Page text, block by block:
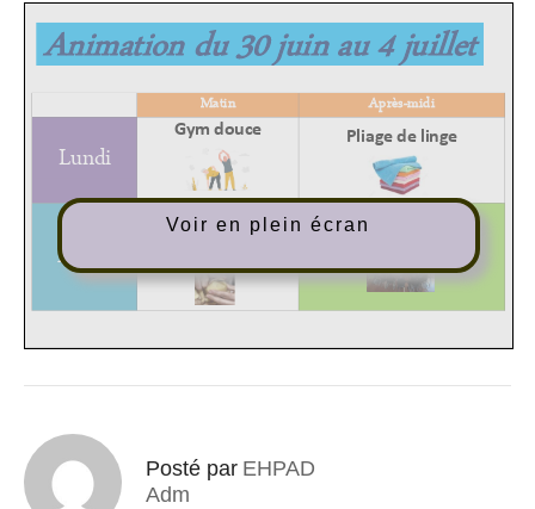
Voir en plein écran
Posté par EHPAD
Adm